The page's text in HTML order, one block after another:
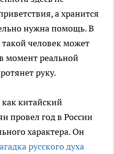
а хранится
нужна помощь. В
человек может
момент реальной
руку.
китайский
провел год в России
характера. Он
русского духа